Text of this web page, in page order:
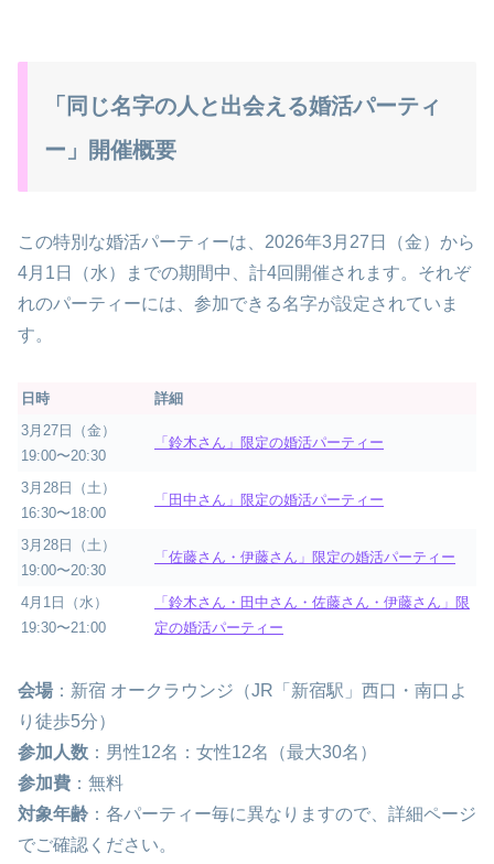
「同じ名字の⼈と出会える婚活パーティ
ー」開催概要
この特別な婚活パーティーは、2026年3月27日（金）から
4月1日（水）までの期間中、計4回開催されます。それぞ
れのパーティーには、参加できる名字が設定されていま
す。
日時
詳細
3月27日（金）
19:00〜20:30
「鈴木さん」限定の婚活パーティー
3月28日（土）
16:30〜18:00
「田中さん」限定の婚活パーティー
3月28日（土）
19:00〜20:30
「佐藤さん・伊藤さん」限定の婚活パーティー
4月1日（水）
19:30〜21:00
「鈴木さん・田中さん・佐藤さん・伊藤さん」限
定の婚活パーティー
会場 ：新宿 オークラウンジ（JR「新宿駅」西口・南口よ
り徒歩5分）
参加人数 ：男性12名：女性12名（最大30名）
参加費 ：無料
対象年齢 ：各パーティー毎に異なりますので、詳細ページ
でご確認ください。